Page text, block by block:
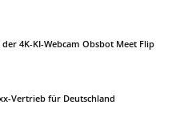
4K-KI-Webcam Obsbot Meet Flip
Vertrieb für Deutschland